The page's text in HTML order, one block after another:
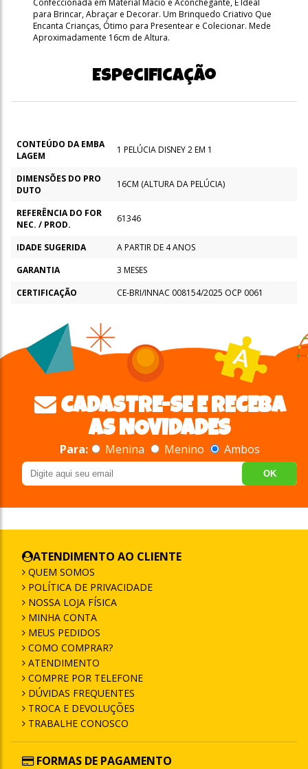
Confeccionada em Material Macio e Aconchegante, É Ideal
para Brincar, Abraçar e Decorar. Um Brinquedo Criativo Que
Encanta Crianças, Ótimo para Presentear e Colecionar. Mede
Aproximadamente 16cm de Altura.
Especificação
CONTEÚDO DA EMBA
LAGEM
1 PELÚCIA DISNEY 2 EM 1
DIMENSÕES DO PRO
DUTO
16CM (ALTURA DA PELÚCIA)
REFERÊNCIA DO FOR
NEC. / PROD.
61346
IDADE SUGERIDA
A PARTIR DE 4 ANOS
GARANTIA
3 MESES
CERTIFICAÇÃO
CE-BRI/INNAC 008154/2025 OCP 0061
CADASTRE-SE E RECEBA
AS NOVIDADES
Para: Menina Menino Ambos
OK
ATENDIMENTO AO CLIENTE
QUEM SOMOS
POLÍTICA DE PRIVACIDADE
NOSSA LOJA FÍSICA
MINHA CONTA
MEUS PEDIDOS
COMO COMPRAR?
ATENDIMENTO
COMPRE POR TELEFONE
DÚVIDAS FREQUENTES
TROCA E DEVOLUÇÕES
TRABALHE CONOSCO
FORMAS DE PAGAMENTO